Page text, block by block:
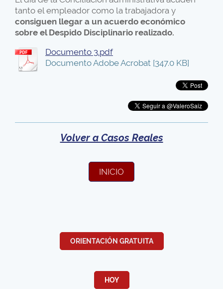
tanto el empleador como la trabajadora y
consiguen llegar a un acuerdo económico
sobre el Despido Disciplinario realizado.
Documento 3.pdf
Documento Adobe Acrobat [347.0 KB]
Volver a Casos Reales
INICIO
ORIENTACIÓN GRATUITA
HOY